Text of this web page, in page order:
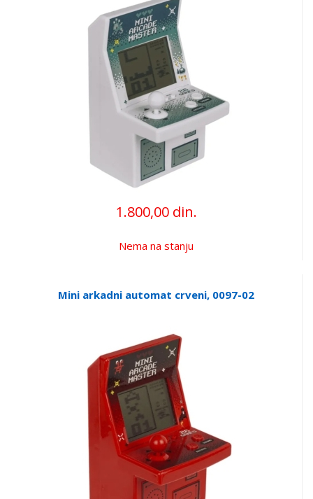
1.800,00 din.
Nema na stanju
Mini arkadni automat crveni, 0097-02